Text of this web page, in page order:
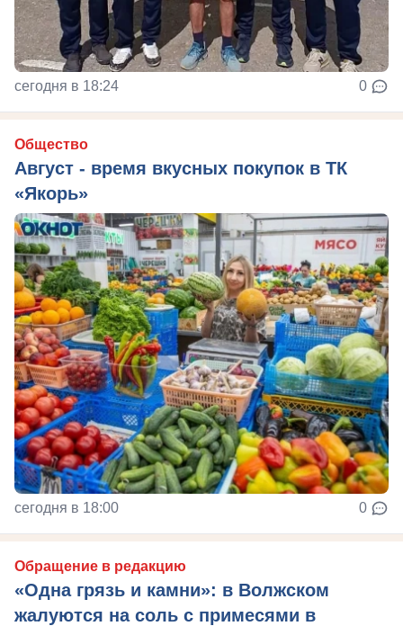
сегодня в 18:24 0
Общество
Август - время вкусных покупок в ТК
«Якорь»
сегодня в 18:00 0
Обращение в редакцию
«Одна грязь и камни»: в Волжском
жалуются на соль с примесями в